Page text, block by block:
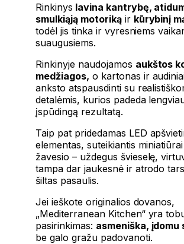
Rinkinys lavina kantrybę,
smulkiąją motorikąir kūrybinį
todėl jis tinka ir vyresniems
suaugusiems.
Rinkinyje naudojamos aukštos
medžiagos, o kartonas ir
anksto atspausdinti su
detalėmis, kurios padeda
įspūdingą rezultatą.
Taip pat pridedamas LED
elementas, suteikiantis
žavesio – uždegus švieselę,
tampa dar jaukesnė ir atrodo
šiltas pasaulis.
Jei ieškote originalios dovanos,
„Mediterranean Kitchen“ yra
pasirinkimas: asmeniška, įdomu
be galo gražu padovanoti.